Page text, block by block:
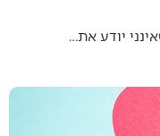
יודע את…